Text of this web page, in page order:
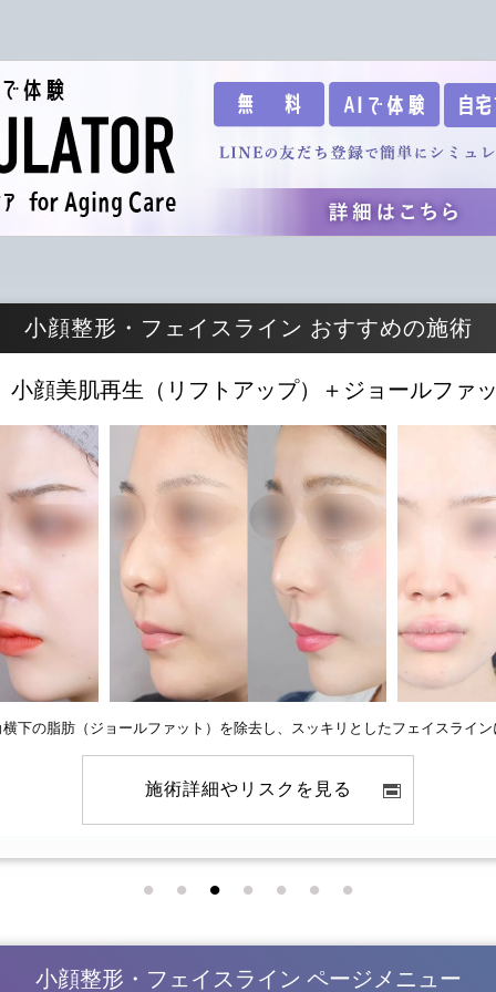
小顔整形・フェイスライン おすすめの施術
小顔美肌再生（リフトアップ）＋ ジョールファ
下の脂肪（ジョールファット）を除去し、 スッキリとしたフェイスライン
施術詳細やリスクを見る
小顔整形・フェイスライン ページメニュー